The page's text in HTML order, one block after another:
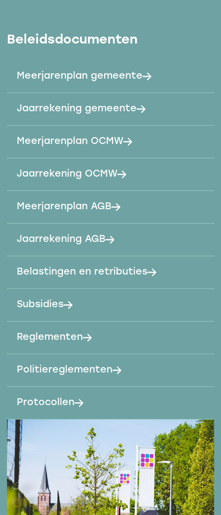
Beleidsdocumenten
Meerjarenplan gemeente
Jaarrekening gemeente
Meerjarenplan OCMW
Jaarrekening OCMW
Meerjarenplan AGB
Jaarrekening AGB
Belastingen en retributies
Subsidies
Reglementen
Politiereglementen
Protocollen